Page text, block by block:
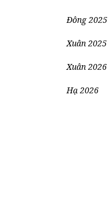
Đông 2025
Xuân 2025
Xuân 2026
Hạ 2026